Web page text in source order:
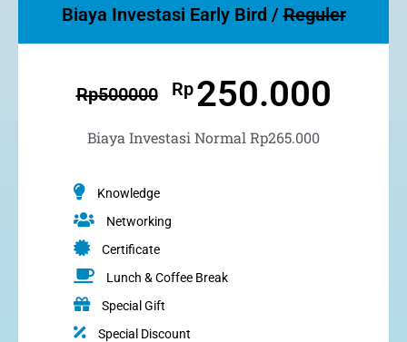
Biaya Investasi Early Bird /Reguler
Rp500000 Rp250.000
Biaya Investasi Normal Rp265.000
Knowledge
Networking
Certificate
Lunch & Coffee Break
Special Gift
Special Discount